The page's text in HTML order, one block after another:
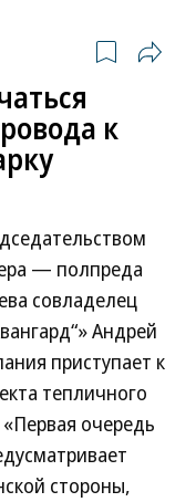
к
— полпреда
совладелец
Андрей
приступает к
тепличного
«Первая очередь
стороны,